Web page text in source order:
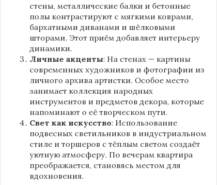
стены, металлические балки и бетонные
полы контрастируют с мягкими коврами,
бархатными диванами и шёлковыми
шторами. Этот приём добавляет интерьеру
динамики.
Личные акценты: На стенах — картины
современных художников и фотографии из
личного архива артистки. Особое место
занимает коллекция народных
инструментов и предметов декора, которые
напоминают о её творческом пути.
Свет как искусство: Использование
подвесных светильников в индустриальном
стиле и торшеров с тёплым светом создаёт
уютную атмосферу. По вечерам квартира
преображается, становясь местом для
вдохновения.